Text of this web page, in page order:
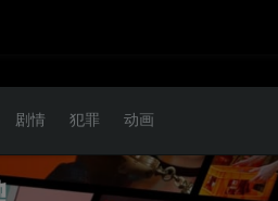
剧情 犯罪 动画